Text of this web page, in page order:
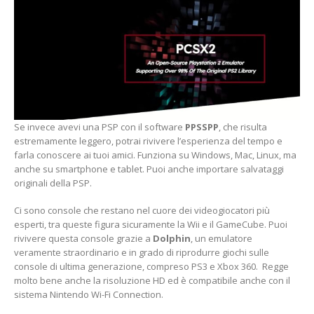
Se invece avevi una PSP con il software PPSSPP, che risulta
estremamente leggero, potrai rivivere l’esperienza del tempo e
farla conoscere ai tuoi amici. Funziona su Windows, Mac, Linux, ma
anche su smartphone e tablet. Puoi anche importare salvataggi
originali della PSP.
Ci sono console che restano nel cuore dei videogiocatori più
esperti, tra queste figura sicuramente la Wii e il GameCube. Puoi
rivivere questa console grazie a Dolphin, un emulatore
veramente straordinario e in grado di riprodurre giochi sulle
console di ultima generazione, compreso PS3 e Xbox 360. Regge
molto bene anche la risoluzione HD ed è compatibile anche con il
sistema Nintendo Wi-Fi Connection.